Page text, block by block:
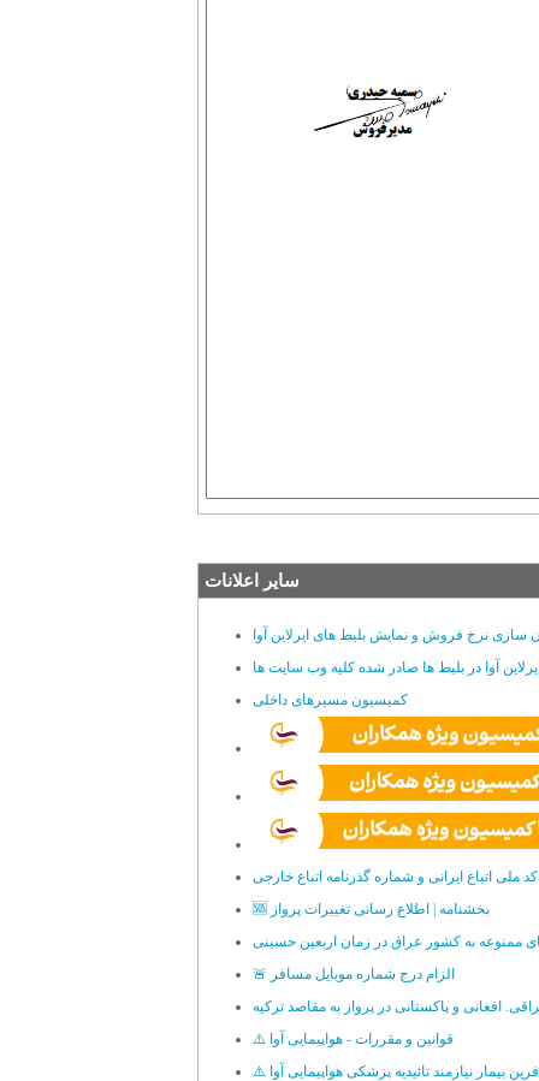
سایر اعلانات
سازی نرخ فروش و نمایش بلیط های ایرلاین آوا
آوا در بلیط ها صادر شده کلیه وب سایت ها
کمیسیون مسیرهای داخلی
ملی اتباع ایرانی و شماره گذرنامه اتباع خارجی
🆘 بخشنامه | اطلاع رسانی تغییرات پرواز
ممنوعه به کشور عراق در زمان اربعین حسینی
🚨 الزام درج شماره موبایل مسافر
افغانی و پاکستانی در پرواز به مقاصد ترکیه
⚠️ قوانین و مقررات - هواپیمایی آوا
بیمار نیازمند تائیدیه پزشکی هواپیمایی آوا